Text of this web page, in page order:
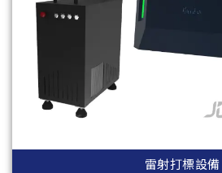
雷射打標設備